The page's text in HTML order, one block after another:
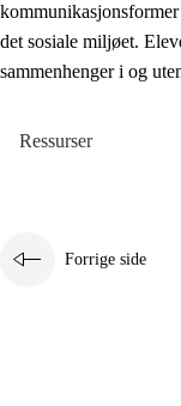
det sosiale miljøet.
sammenhenger i og
Ressurser
Forrige side